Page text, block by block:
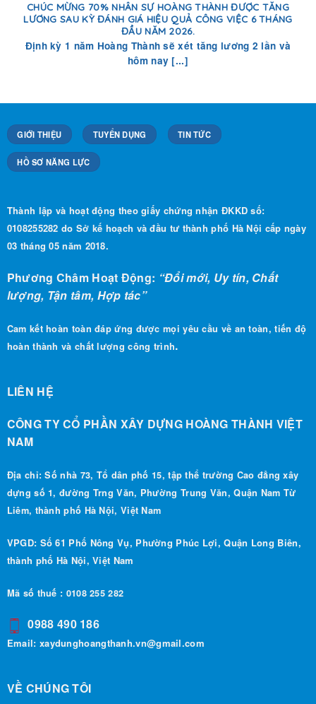
CHÚC MỪNG 70% NHÂN SỰ HOÀNG THÀNH ĐƯỢC TĂNG
LƯƠNG SAU KỲ ĐÁNH GIÁ HIỆU QUẢ CÔNG VIỆC 6 THÁNG
ĐẦU NĂM 2026.
Định kỳ 1 năm Hoàng Thành sẽ xét tăng lương 2 lần và
hôm nay [...]
GIỚI THIỆU TUYỂN DỤNG TIN TỨC
HỒ SƠ NĂNG LỰC
Thành lập và hoạt động theo giấy chứng nhận ĐKKD số:
0108255282 do Sở kế hoạch và đầu tư thành phố Hà Nội cấp ngày
03 tháng 05 năm 2018.
Phương Châm Hoạt Động: “Đổi mới, Uy tín, Chất
lượng, Tận tâm, Hợp tác”
Cam kết hoàn toàn đáp ứng được mọi yêu cầu về an toàn, tiến độ
hoàn thành và chất lượng công trình.
LIÊN HỆ
CÔNG TY CỔ PHẦN XÂY DỰNG HOÀNG THÀNH VIỆT
NAM
Địa chỉ: Số nhà 73, Tổ dân phố 15, tập thể trường Cao đẳng xây
dựng số 1, đường Trng Văn, Phường Trung Văn, Quận Nam Từ
Liêm, thành phố Hà Nội, Việt Nam
VPGD: Số 61 Phố Nông Vụ, Phường Phúc Lợi, Quận Long Biên,
thành phố Hà Nội, Việt Nam
Mã số thuế : 0108 255 282
0988 490 186
Email: xaydunghoangthanh.vn@gmail.com
VỀ CHÚNG TÔI